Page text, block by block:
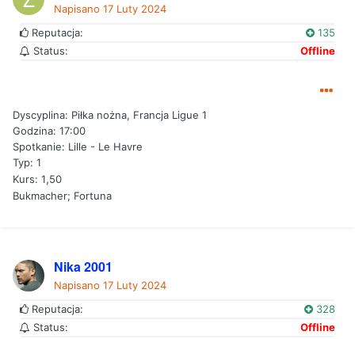
Napisano 17 Luty 2024
Reputacja:
135
Status:
Offline
Dyscyplina: Piłka nożna, Francja Ligue 1
Godzina: 17:00
Spotkanie: Lille - Le Havre
Typ: 1
Kurs: 1,50
Bukmacher; Fortuna
Nika 2001
Napisano 17 Luty 2024
Reputacja:
328
Status:
Offline